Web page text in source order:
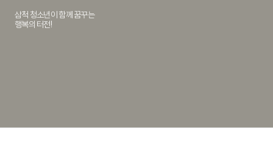
삼척 청소년이 함께 꿈꾸는
행복의 터전!